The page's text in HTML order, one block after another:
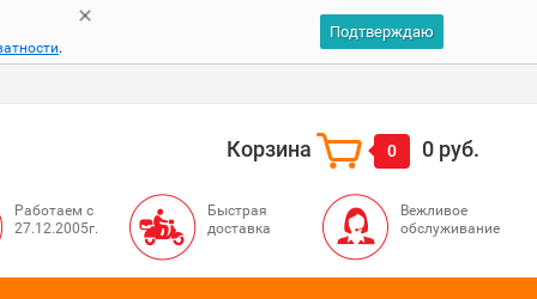
.
Подтверждаю
Корзина 0 0 руб.
Работаем с
27.12.2005г.
Быстрая
доставка
Вежливое
обслуживание